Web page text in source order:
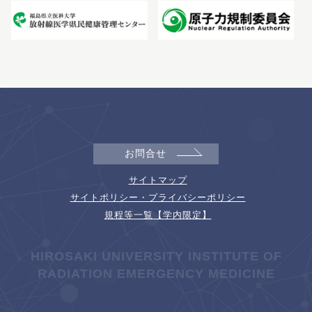
お問合せ
サイトマップ
サイトポリシー・プライバシーポリシー
規程等一覧【学内限定】
HIROSAKI UNIVERSITY INSTITUTE OF
RADIATION EMERGENCY MEDICINE